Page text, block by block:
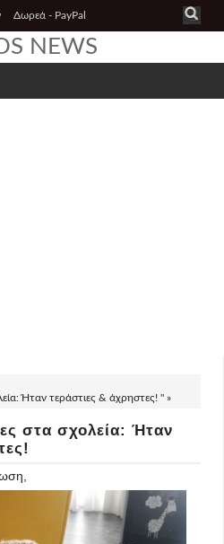
Δωρεά - PayPal
NEWS
Ήταν τεράστιες & άχρηστες! " »
στα σχολεία: Ήταν